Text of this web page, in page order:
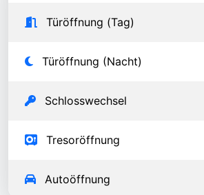
Türöffnung (Tag)
Türöffnung (Nacht)
Schlosswechsel
Tresoröffnung
Autoöffnung